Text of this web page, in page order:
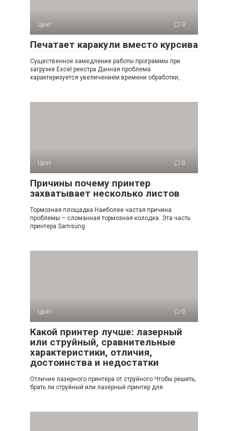
Цвет 0
Печатает каракули вместо курсива
Существенное замедление работы программы при
загрузке Excel реестра Данная проблема
характеризуется увеличением времени обработки,
Цвет 0
Причины почему принтер
захватывает несколько листов
Тормозная площадка Наиболее частая причина
проблемы – сломанная тормозная колодка. Эта часть
принтера Samsung
Цвет 0
Какой принтер лучше: лазерный
или струйный, сравнительные
характеристики, отличия,
достоинства и недостатки
Отличие лазерного принтера от струйного Чтобы решить,
брать ли струйный или лазерный принтер для